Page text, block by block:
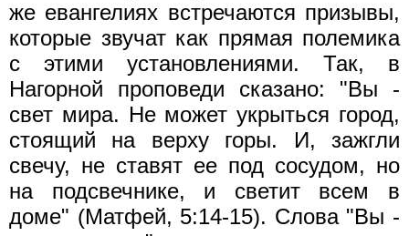
же евангелиях встречаются призывы,
которые звучат как прямая полемика
с этими установлениями. Так, в
Нагорной проповеди сказано: "Вы -
свет мира. Не может укрыться город,
стоящий на верху горы. И, зажгли
свечу, не ставят ее под сосудом, но
на подсвечнике, и светит всем в
доме" (Матфей, 5:14-15). Слова "Вы -